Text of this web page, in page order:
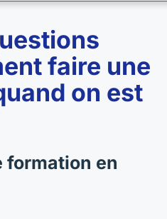
faire une
on est
formation en